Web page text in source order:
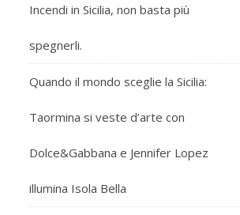
Incendi in Sicilia, non basta più
spegnerli.
Quando il mondo sceglie la Sicilia:
Taormina si veste d’arte con
Dolce&Gabbana e Jennifer Lopez
illumina Isola Bella